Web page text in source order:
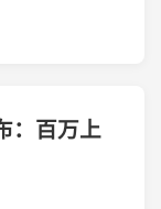
：百万上